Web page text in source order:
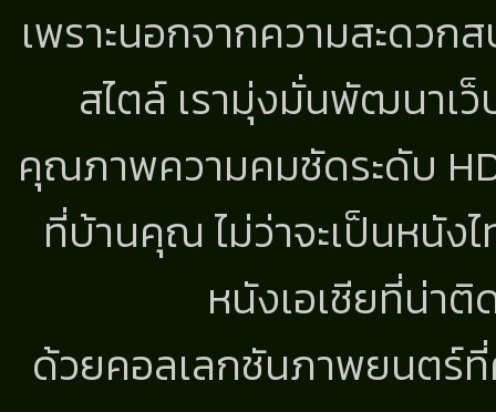
เพราะนอกจากความสะดว
สไตล์ เรามุ่งมั่นพัฒนาเ
คุณภาพความคมชัดระดับ
ที่บ้านคุณ ไม่ว่าจะเป็นหนั
หนังเอเชียที่น่า
ด้วยคอลเลกชันภาพยนตร์